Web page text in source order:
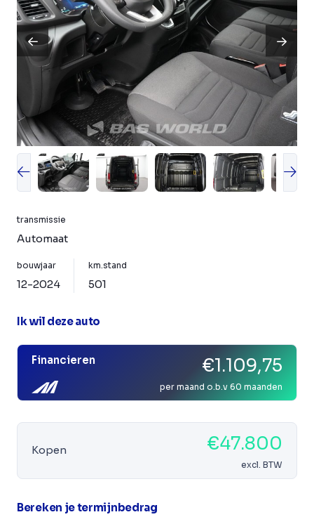
transmissie
Automaat
bouwjaar
12-2024
km.stand
501
Ik wil deze auto
Financieren €1.109,75
per maand o.b.v 60 maanden
Kopen €47.800
excl. BTW
Bereken je termijnbedrag